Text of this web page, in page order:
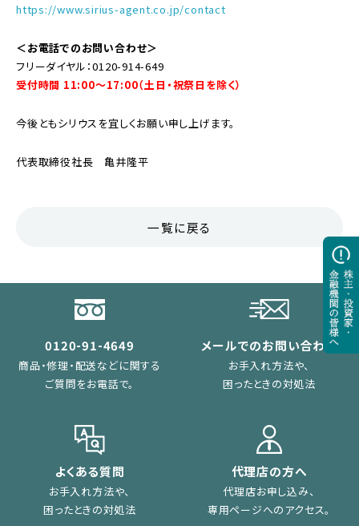
https://www.sirius-agent.co.jp/contact
＜お電話でのお問い合わせ＞
フリーダイヤル：0120-914-649
受付時間 11:00〜17:00（土日・祝祭日を除く）
今後ともシリウスを宜しくお願い申し上げます。
代表取締役社長 亀井隆平
一覧に戻る
0120-91-4649
商品・修理・配送などに関する
ご質問をお電話で。
メールでのお問い合わせ
お手入れ方法や、
困ったときの対処法
よくある質問
お手入れ方法や、
困ったときの対処法
代理店の方へ
代理店お申し込み、
専用ページへのアクセス。